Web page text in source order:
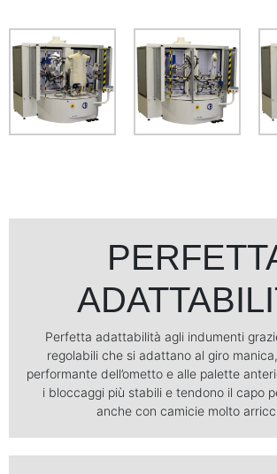
Perfetta adattabilità agli indumenti
regolabili che si adattano al giro
performante dell’ometto e alle palette
i bloccaggi più stabili e tendono il capo
anche con camicie molto